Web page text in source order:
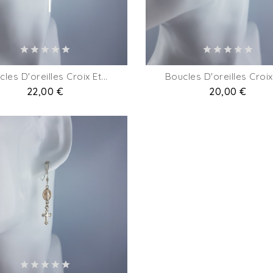
D'oreilles Croix Et...
Prix
22,00 €
Boucles D'oreilles Croix
Prix
20,00 €